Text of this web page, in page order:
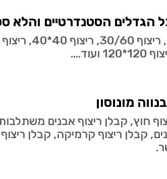
הגדלים הסטנדרטיים והלא
מונוסון
חוץ, קבלן ריצוף אבנים
קבלן ריצוף קרמיקה, קבלן